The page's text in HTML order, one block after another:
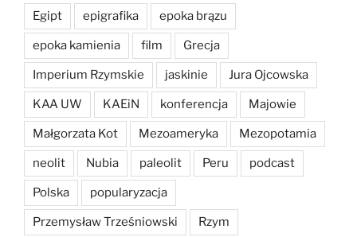
Egipt epigrafika epoka brązu
epoka kamienia film Grecja
Imperium Rzymskie jaskinie Jura Ojcowska
KAA UW KAEiN konferencja Majowie
Małgorzata Kot Mezoameryka Mezopotamia
neolit Nubia paleolit Peru podcast
Polska popularyzacja
Przemysław Trześniowski Rzym